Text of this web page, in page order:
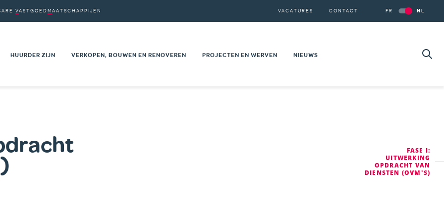
VASTGOED MAATSCHAPPIJEN
Secondary
navigation
VACATURES CONTACT FR NL
WONING
HUURDER ZIJN
WONING
VERKOPEN, BOUWEN EN RENOVEREN PROJECTEN EN WERVEN NIEUWS
FASE I:
UITWERKING
OPDRACHT VAN
DIENSTEN (OVM'S)